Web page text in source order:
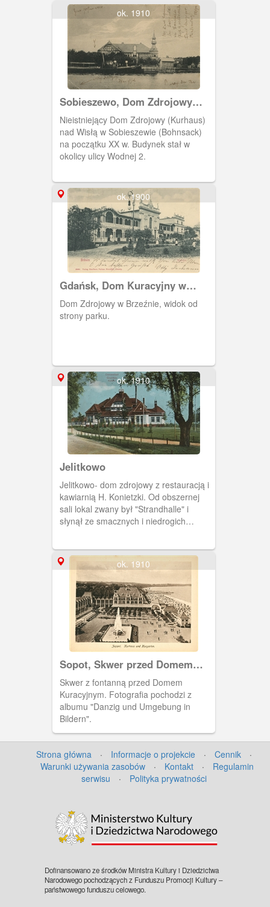
ok. 1910
Sobieszewo, Dom Zdrojowy
(Kurhaus)
Nieistniejący Dom Zdrojowy (Kurhaus)
nad Wisłą w Sobieszewie (Bohnsack)
na początku XX w. Budynek stał w
okolicy ulicy Wodnej 2.
ok. 1900
Gdańsk, Dom Kuracyjny w
parku w Brzeźnie
Dom Zdrojowy w Brzeźnie, widok od
strony parku.
ok. 1910
Jelitkowo
Jelitkowo- dom zdrojowy z restauracją i
kawiarnią H. Konietzki. Od obszernej
sali lokal zwany był "Strandhalle" i
słynął ze smacznych i niedrogich
ok. 1910
Sopot, Skwer przed Domem
Kuracyjnym i fontanna.
Skwer z fontanną przed Domem
Kuracyjnym. Fotografia pochodzi z
albumu "Danzig und Umgebung in
Bildern".
Strona główna · Informacje o projekcie · Cennik
·
Warunki używania zasobów
· Kontakt ·
Regulamin
serwisu
· Polityka prywatności
Dofinansowano ze środków Ministra Kultury i Dziedzictwa
Narodowego pochodzących z Funduszu Promocji Kultury –
państwowego funduszu celowego.